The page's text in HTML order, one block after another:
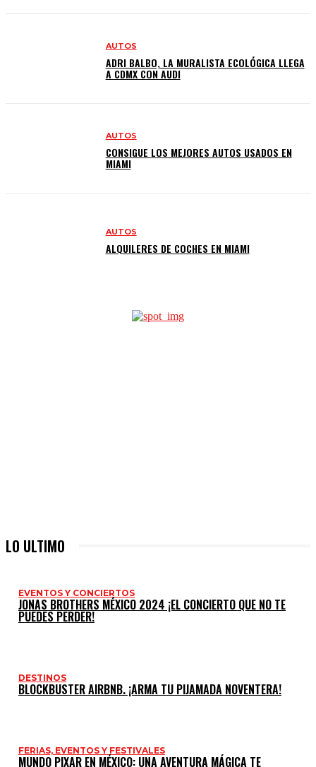
AUTOS
ADRI BALBO, LA MURALISTA ECOLÓGICA LLEGA
A CDMX CON AUDI
AUTOS
CONSIGUE LOS MEJORES AUTOS USADOS EN
MIAMI
AUTOS
ALQUILERES DE COCHES EN MIAMI
LO ULTIMO
EVENTOS Y CONCIERTOS
JONAS BROTHERS MÉXICO 2024 ¡EL CONCIERTO QUE NO TE
PUEDES PERDER!
DESTINOS
BLOCKBUSTER AIRBNB. ¡ARMA TU PIJAMADA NOVENTERA!
FERIAS, EVENTOS Y FESTIVALES
MUNDO PIXAR EN MÉXICO: UNA AVENTURA MÁGICA TE